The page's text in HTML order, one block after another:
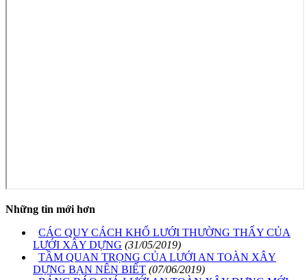
Những tin mới hơn
CÁC QUY CÁCH KHỔ LƯỚI THƯỜNG THẤY CỦA
LƯỚI XÂY DỰNG (31/05/2019)
TẦM QUAN TRỌNG CỦA LƯỚI AN TOÀN XÂY
DỰNG BẠN NÊN BIẾT (07/06/2019)